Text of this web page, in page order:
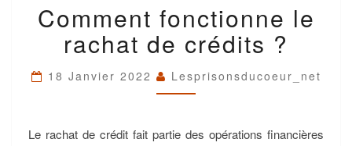
FONCTIONNE
LE
RACHAT
CRÉDITS
?
Comment fonctionne le
rachat de crédits ?
18 Janvier 2022 Lesprisonsducoeur_net
Le rachat de crédit fait partie des opérations financières